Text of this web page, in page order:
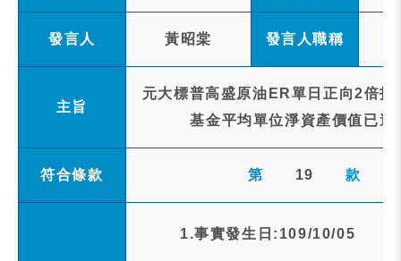
發言人 黃昭棠 發言人職稱
主旨
元大標普高盛原油ER單日正向2倍
基金平均單位淨資產價值已
符合條款 第 19 款
1.事實發生日:109/10/05